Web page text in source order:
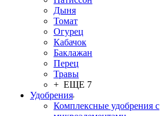
Дыня
Томат
Огурец
Кабачок
Баклажан
Перец
Травы
+ ЕЩЕ 7
Удобрения
Комплексные удобрения с